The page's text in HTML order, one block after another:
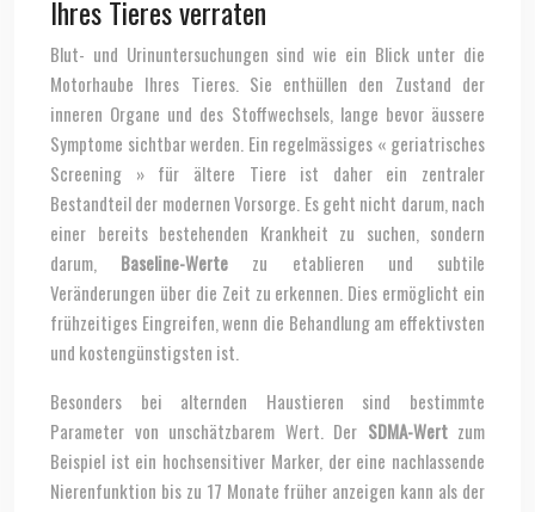
Ihres Tieres verraten
Blut- und Urinuntersuchungen sind wie ein Blick unter die
Motorhaube Ihres Tieres. Sie enthüllen den Zustand der
inneren Organe und des Stoffwechsels, lange bevor äussere
Symptome sichtbar werden. Ein regelmässiges « geriatrisches
Screening » für ältere Tiere ist daher ein zentraler
Bestandteil der modernen Vorsorge. Es geht nicht darum, nach
einer bereits bestehenden Krankheit zu suchen, sondern
darum, Baseline-Werte zu etablieren und subtile
Veränderungen über die Zeit zu erkennen. Dies ermöglicht ein
frühzeitiges Eingreifen, wenn die Behandlung am effektivsten
und kostengünstigsten ist.
Besonders bei alternden Haustieren sind bestimmte
Parameter von unschätzbarem Wert. Der SDMA-Wertzum
Beispiel ist ein hochsensitiver Marker, der eine nachlassende
Nierenfunktion bis zu 17 Monate früher anzeigen kann als der